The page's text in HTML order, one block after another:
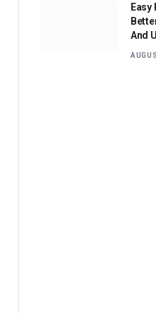
Easy
And